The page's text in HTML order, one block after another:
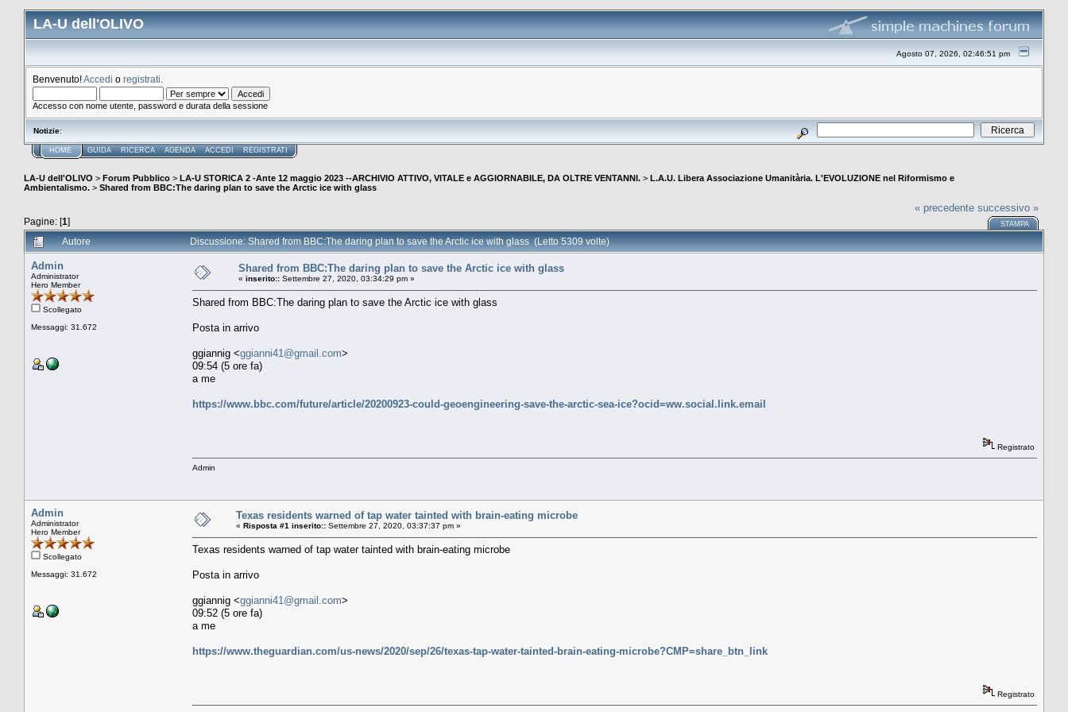
LA-U dell'OLIVO
Agosto 07, 2026, 02:46:51 pm
Benvenuto!Accedi o registrati
Accesso con nome utente, password e durata della sessione
Notizie:
HOME GUIDA RICERCA AGENDA ACCEDI REGISTRATI
LA-U dell'OLIVO > Forum Pubblico > LA-U STORICA 2 -Ante 12 maggio 2023 --ARCHIVIO ATTIVO, VITALE e AGGIORNABILE, DA OLTRE VENTANNI. > L.A.U. Libera Associazione Umanitària. L'EVOLUZIONE nel Riformismo e
Ambientalismo. > Shared from BBC:The daring plan to save the Arctic ice with glass
Pagine: [1]
« precedente successivo »
STAMPA
Autore Discussione: Shared from BBC:The daring plan to save the Arctic ice with glass (Letto 5309 volte)
Admin
Administrator
Hero Member
Scollegato
Messaggi: 31.672
Shared from BBC:The daring plan to save the Arctic ice with glass
« inserito:: Settembre 27, 2020, 03:34:29 pm »
Shared from BBC:The daring plan to save the Arctic ice with glass
Posta in arrivo
ggiannig <ggianni41@gmail.com>
09:54 (5 ore fa)
a me
https://www.bbc.com/future/article/20200923-could-geoengineering-save-the-arctic-sea-ice?ocid=ww.social.link.email
Registrato
Admin
Admin
Administrator
Hero Member
Scollegato
Messaggi: 31.672
Texas residents warned of tap water tainted with brain-eating microbe
« Risposta #1 inserito:: Settembre 27, 2020, 03:37:37 pm »
Texas residents warned of tap water tainted with brain-eating microbe
Posta in arrivo
ggiannig <ggianni41@gmail.com>
09:52 (5 ore fa)
a me
https://www.theguardian.com/us-news/2020/sep/26/texas-tap-water-tainted-brain-eating-microbe?CMP=share_btn_link
Registrato